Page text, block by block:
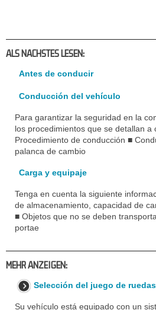
ALS NACHSTES LESEN:
Antes de conducir
Conducción del vehículo
Para garantizar la seguridad en la
los procedimientos que se detallan a
Procedimiento de conducción ■
palanca de cambio
Carga y equipaje
Tenga en cuenta la siguiente
de almacenamiento, capacidad de
■ Objetos que no se deben
portae
MEHR ANZEIGEN:
Selección del juego de ruedas
Su vehículo está equipado con un